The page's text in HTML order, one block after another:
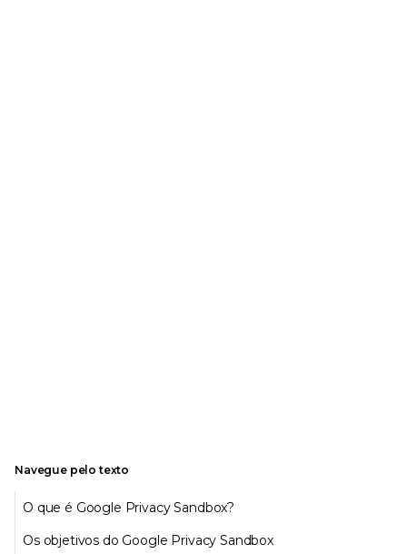
Navegue pelo texto
O que é Google Privacy Sandbox?
Os objetivos do Google Privacy Sandbox